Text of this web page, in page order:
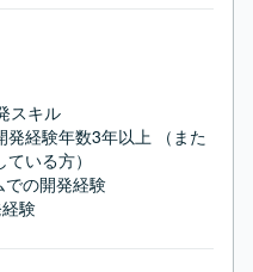
スキル
発経験年数3年以上 （また
いる方）
での開発経験
験